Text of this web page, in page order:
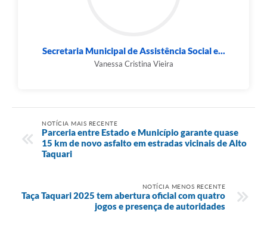
Secretaria Municipal de Assistência Social e...
Vanessa Cristina Vieira
NOTÍCIA MAIS RECENTE
Parceria entre Estado e Município garante quase
15 km de novo asfalto em estradas vicinais de Alto
Taquari
NOTÍCIA MENOS RECENTE
Taça Taquari 2025 tem abertura oficial com quatro
jogos e presença de autoridades